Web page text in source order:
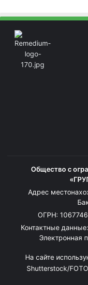
Общество с
Адрес
ОГРН:
Контактные
Электронная
На сайте
Shutterstock/